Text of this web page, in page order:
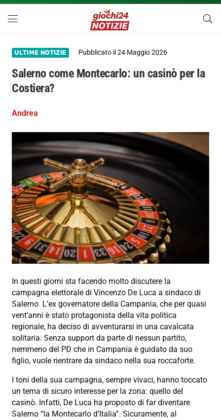
ULTIME NOTIZIE Pubblicato il24 Maggio 2026
Salerno come Montecarlo: un casinò per la
Costiera?
Andrea
In questi giorni sta facendo molto discutere la
campagna elettorale di Vincenzo De Luca a sindaco di
Salerno. L’ex governatore della Campania, che per quasi
vent’anni è stato protagonista della vita politica
regionale, ha deciso di avventurarsi in una cavalcata
solitaria. Senza support da parte di nessun partito,
nemmeno del PD che in Campania è guidato da suo
figlio, vuole rientrare da sindaco nella sua roccaforte.
I toni della sua campagna, sempre vivaci, hanno toccato
un tema di sicuro interesse per la zona: quello del
casinò. Infatti, De Luca ha proposto di far diventare
Salerno “la Montecarlo d’Italia”. Sicuramente, al